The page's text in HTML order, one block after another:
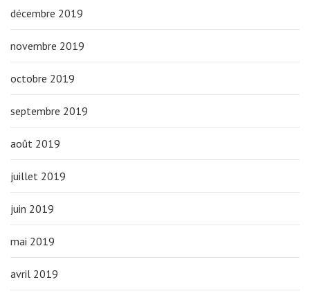
décembre 2019
novembre 2019
octobre 2019
septembre 2019
août 2019
juillet 2019
juin 2019
mai 2019
avril 2019